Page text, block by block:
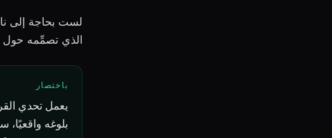
لست بحاجة إلى
الذي تصمِّمه حول
باختصار
يعمل تحدي